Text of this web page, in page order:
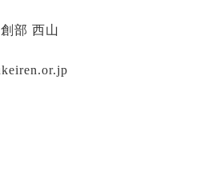
部 西山